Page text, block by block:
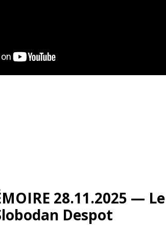
28.11.2025 —
Despot